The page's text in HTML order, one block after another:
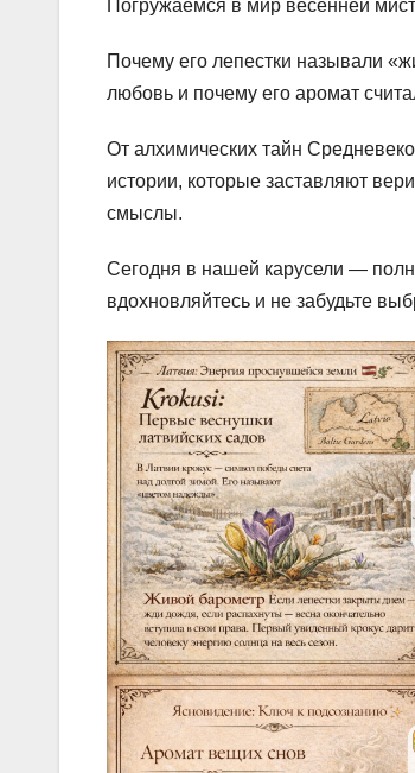
Погружаемся в мир весенней
Почему его лепестки называли
любовь и почему его аромат
От алхимических тайн
истории, которые заставляют
смыслы.
Сегодня в нашей карусели —
вдохновляйтесь и не забудьте